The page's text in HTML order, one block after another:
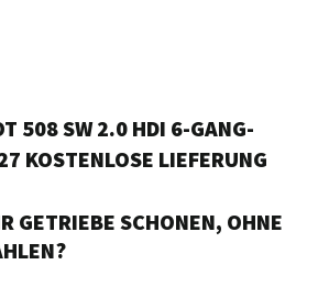
508 SW 2.0 HDI 6-GANG-
KOSTENLOSE LIEFERUNG
GETRIEBE SCHONEN, OHNE